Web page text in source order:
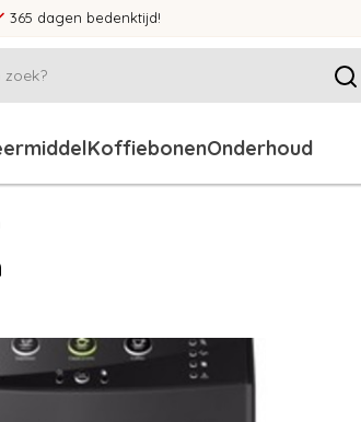
365 dagen bedenktijd!
KoffiebonenOnderhoud